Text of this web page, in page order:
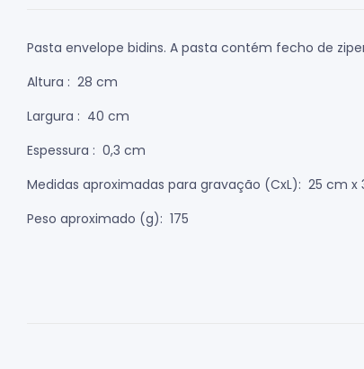
Pasta envelope bidins. A pasta contém fecho de
Altura : 28 cm
Largura : 40 cm
Espessura : 0,3 cm
Medidas aproximadas para gravação (CxL): 25 cm x
Peso aproximado (g): 175